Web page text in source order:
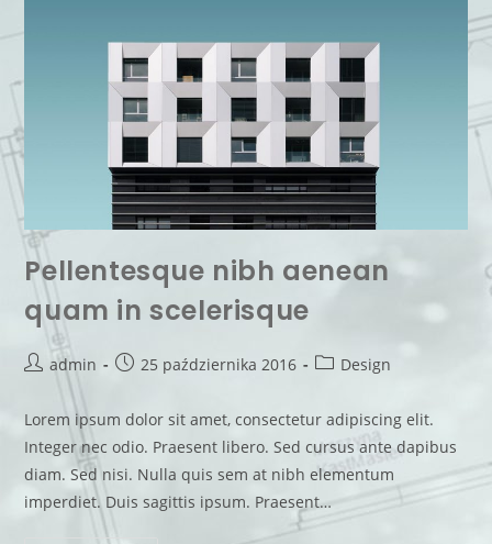
Pellentesque nibh aenean
quam in scelerisque
admin 25 października 2016 Design
Lorem ipsum dolor sit amet, consectetur adipiscing elit.
Integer nec odio. Praesent libero. Sed cursus ante dapibus
diam. Sed nisi. Nulla quis sem at nibh elementum
imperdiet. Duis sagittis ipsum. Praesent…